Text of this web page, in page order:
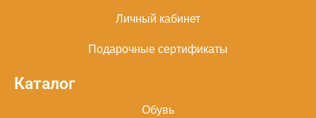
Личный кабинет
Подарочные сертификаты
Каталог
Обувь